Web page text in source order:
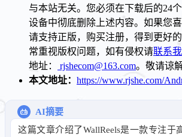
与本站无关。您必须在下载后的24
设备中彻底删除上述内容。如果您喜
请支持正版，购买注册，得到更好
常重视版权问题，如有侵权请联系我
地址：
rjshecom@163.com。敬请谅解
本文地址： https://www.rjshe.com/
AI摘要
这篇文章介绍了WallReels是一款专注于